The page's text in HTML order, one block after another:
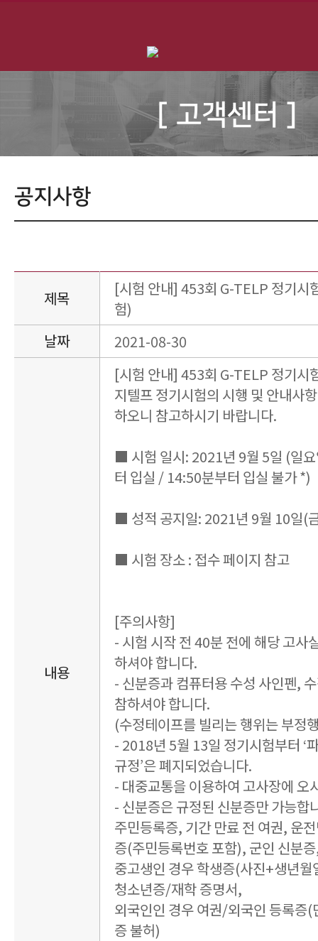
[ 고객센터 ]
공지사항
제목
[시험 안내] 453회 G-TELP 정기시
험)
날짜
2021-08-30
내용
[시험 안내] 453회 G-TELP 정기시
지텔프 정기시험의 시행 및 안내사
하오니 참고하시기 바랍니다.
■ 시험 일시: 2021년 9월 5일 (일
터 입실 / 14:50분부터 입실 불가 *)
■ 성적 공지일: 2021년 9월 10일(
■ 시험 장소 : 접수 페이지 참고
[주의사항]
- 시험 시작 전 40분 전에 해당 고사
하셔야 합니다.
- 신분증과 컴퓨터용 수성 사인펜,
참하셔야 합니다.
(수정테이프를 빌리는 행위는 부정
- 2018년 5월 13일 정기시험부터 ‘
규정’은 폐지되었습니다.
- 대중교통을 이용하여 고사장에 오
- 신분증은 규정된 신분증만 가능합
주민등록증, 기간 만료 전 여권, 운
증(주민등록번호 포함), 군인 신분
중고생인 경우 학생증(사진+생년
청소년증/재학 증명서,
외국인인 경우 여권/외국인 등록증
증 불허)